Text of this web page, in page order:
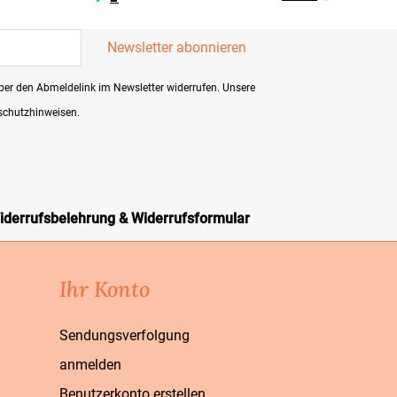
den Abmeldelink im Newsletter widerrufen. Unsere
& Widerrufsformular
Ihr Konto
Sendungsverfolgung
anmelden